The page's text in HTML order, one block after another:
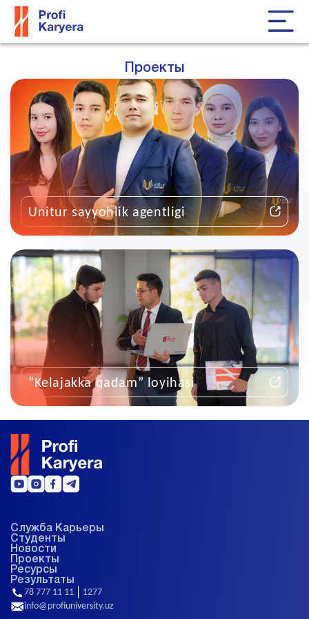
Проекты
Unitur sayyohlik agentligi
“Kelajakka qadam” loyihasi
Служба Карьеры
Студенты
Новости
Проекты
Ресурсы
Результаты
78 777 11 11
1277
info@profiuniversity.uz